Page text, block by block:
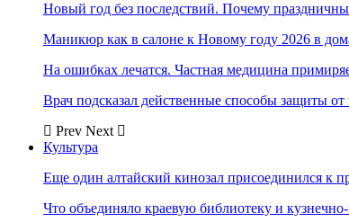
Новый год без последствий. Почему
Маникюр как в салоне к Новому году 2026 в
На ошибках лечатся. Частная медицина
Врач подсказал действенные способы защиты
Prev Next
Культура
Еще один алтайский кинозал присоединился к
Что объединяло краевую библиотеку и